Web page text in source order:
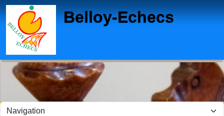
Belloy-Echecs
Panneau de gestion des cookies